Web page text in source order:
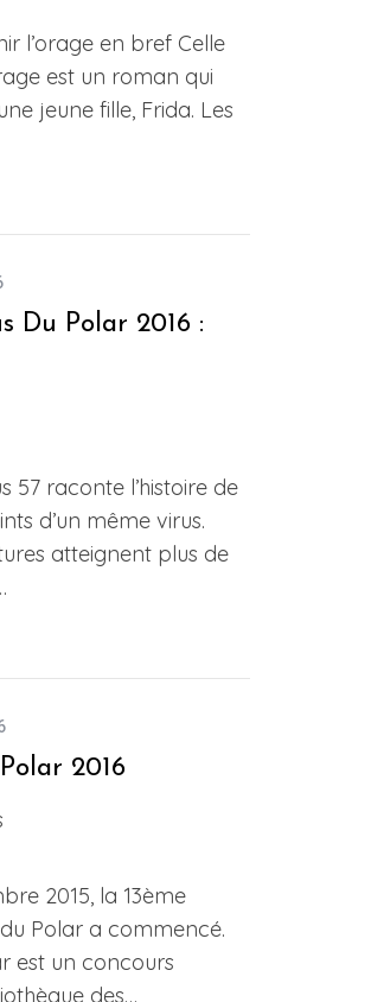
l’orage en bref Celle
est un roman qui
jeune fille, Frida. Les
Du Polar 2016 :
57 raconte l’histoire de
d’un même virus.
atteignent plus de
2016
2015, la 13ème
Polar a commencé.
est un concours
des…